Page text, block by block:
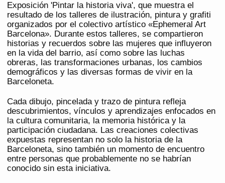
Exposición 'Pintar la historia viva', que muestra el
resultado de los talleres de ilustración, pintura y grafiti
organizados por el colectivo artístico «Ephemeral Art
Barcelona». Durante estos talleres, se compartieron
historias y recuerdos sobre las mujeres que influyeron
en la vida del barrio, así como sobre las luchas
obreras, las transformaciones urbanas, los cambios
demográficos y las diversas formas de vivir en la
Barceloneta.
Cada dibujo, pincelada y trazo de pintura refleja
descubrimientos, vínculos y aprendizajes enfocados en
la cultura comunitaria, la memoria histórica y la
participación ciudadana. Las creaciones colectivas
expuestas representan no solo la historia de la
Barceloneta, sino también un momento de encuentro
entre personas que probablemente no se habrían
conocido sin esta iniciativa.